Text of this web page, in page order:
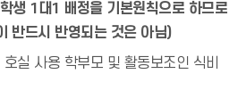
생 1대1 배정을 기본원칙으로 하므로
반드시 반영되는 것은 아님)
실 사용 학부모 및 활동보조인 식비